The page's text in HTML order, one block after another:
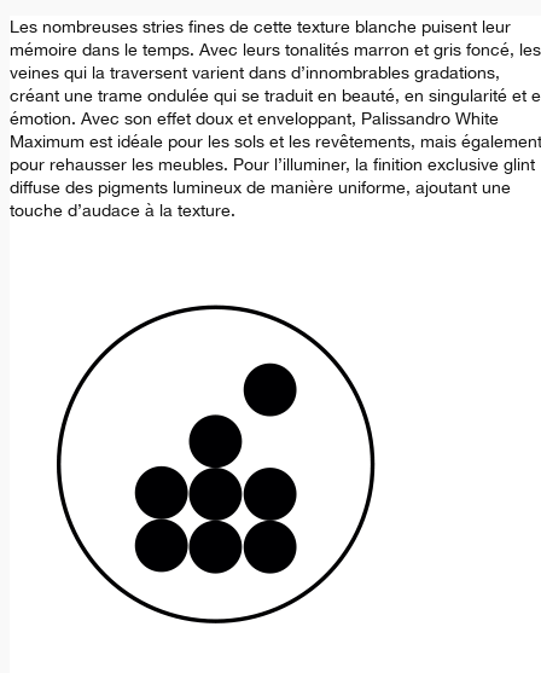
Les nombreuses stries fines de cette texture blanche puisent leur
mémoire dans le temps. Avec leurs tonalités marron et gris foncé, les
veines qui la traversent varient dans d’innombrables gradations,
créant une trame ondulée qui se traduit en beauté, en singularité et
émotion. Avec son effet doux et enveloppant, Palissandro White
Maximum est idéale pour les sols et les revêtements, mais également
pour rehausser les meubles. Pour l’illuminer, la finition exclusive glint
diffuse des pigments lumineux de manière uniforme, ajoutant une
touche d’audace à la texture.